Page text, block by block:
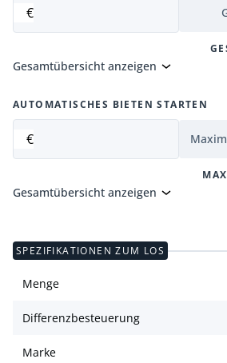
€
Gesamtübersicht anzeigen
AUTOMATISCHES BIETEN STARTEN
€
Gesamtübersicht anzeigen
SPEZIFIKATIONEN ZUM LOS
Menge
Differenzbesteuerung
Marke